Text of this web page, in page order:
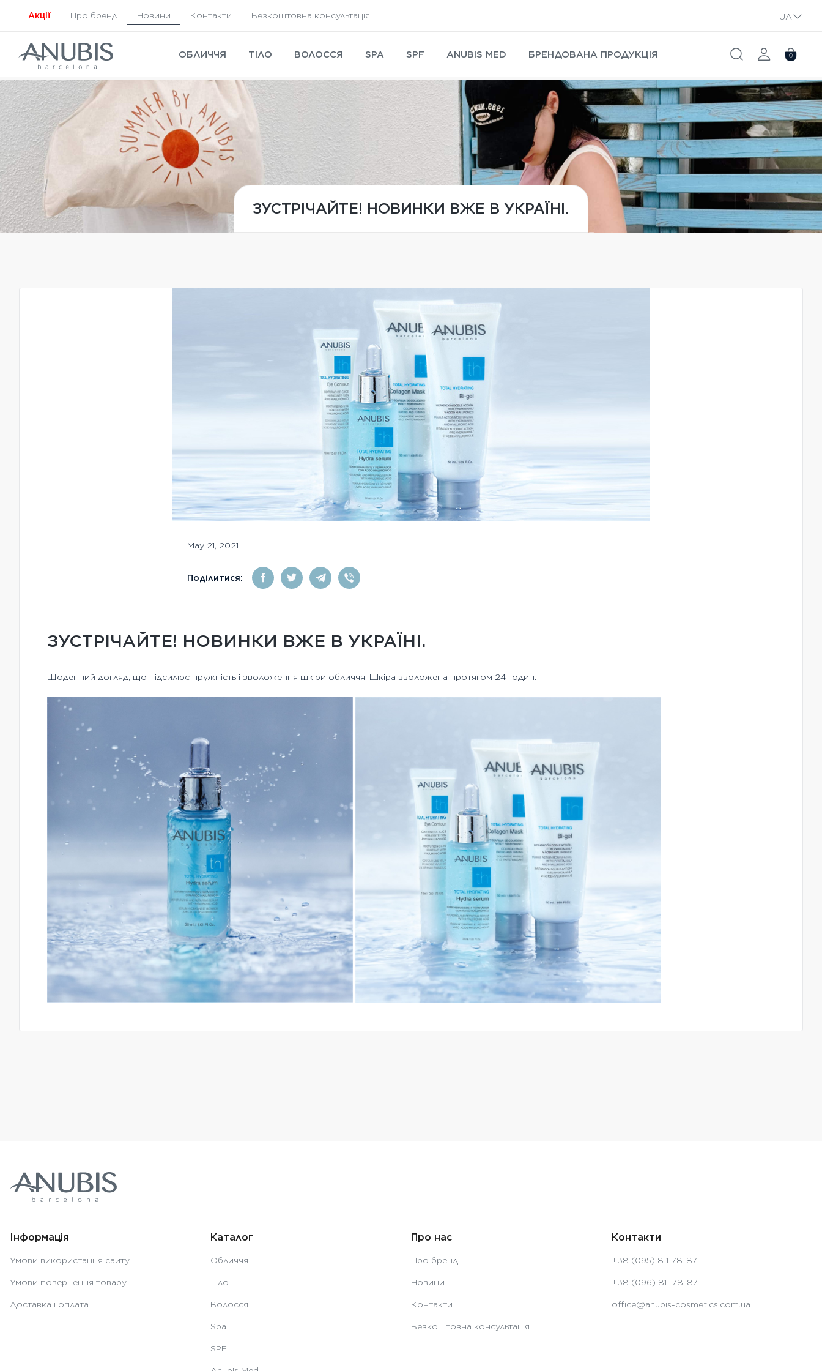
Акції Про бренд Новини Контакти Безкоштовна консультація
UA
ОБЛИЧЧЯ ТІЛО ВОЛОССЯ SPA SPF ANUBIS MED БРЕНДОВАНА ПРОДУКЦІЯ 0
ЗУСТРІЧАЙТЕ! НОВИНКИ ВЖЕ В УКРАЇНІ.
May 21, 2021
Поділитися:
ЗУСТРІЧАЙТЕ! НОВИНКИ ВЖЕ В УКРАЇНІ.
Щоденний догляд, що підсилює пружність і зволоження шкіри обличчя. Шкіра зволожена протягом 24 годин.
Інформація
Умови використання сайту
Умови повернення товару
Доставка і оплата
Каталог
Обличчя
Тіло
Волосся
Spa
SPF
Про нас
Про бренд
Новини
Контакти
Безкоштовна консультація
Контакти
+38 (095) 811-78-87
+38 (096) 811-78-87
office@anubis-cosmetics.com.ua